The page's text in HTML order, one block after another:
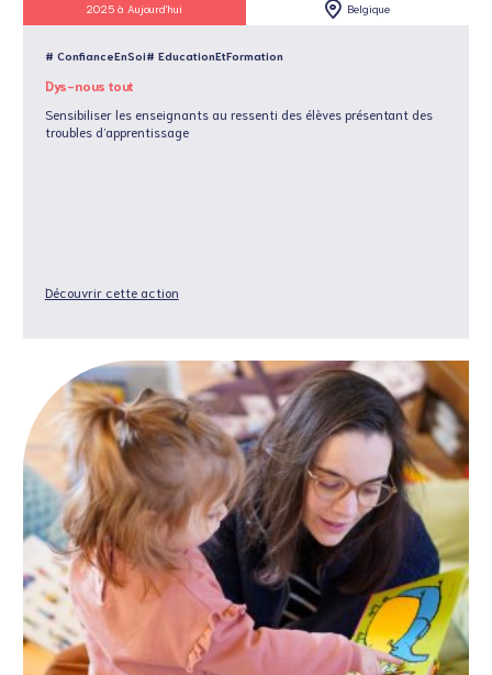
Découvrir cette action
2025 à Aujourd'hui Belgique
# ConfianceEnSoi# EducationEtFormation
Dys-nous tout
Sensibiliser les enseignants au ressenti des élèves présentant des
troubles d’apprentissage